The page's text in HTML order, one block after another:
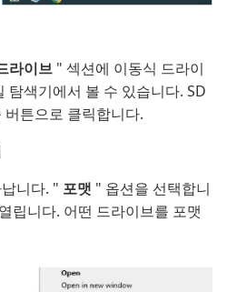
라이브 " 섹션에 이동식 드라이
탐색기에서 볼 수 있습니다. SD
튼으로 클릭합니다.
니다. " 포맷 " 옵션을 선택합니
립니다. 어떤 드라이브를 포맷